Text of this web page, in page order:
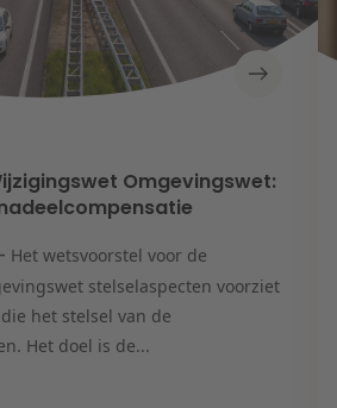
Omgevingswet:
Het wetsvoorstel voor de
stelselaspecten voorziet
het stelsel van de
Het doel is de...